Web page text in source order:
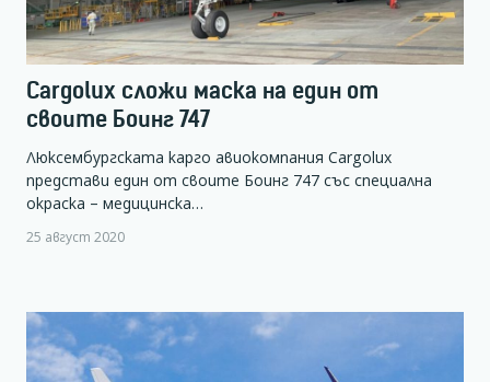
Cargolux сложи маска на един от
своите Боинг 747
Люксембургската карго авиокомпания Cargolux
представи един от своите Боинг 747 със специална
окраска – медицинска…
25 август 2020